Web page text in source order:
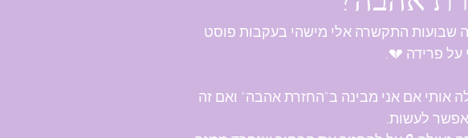
שבועות התקשרה אלי מישהי בעקבות פוסט
פרידה 💔.
אותי אם אני מבינה ב"החזרת אהבה" ואם זה
לעשות.